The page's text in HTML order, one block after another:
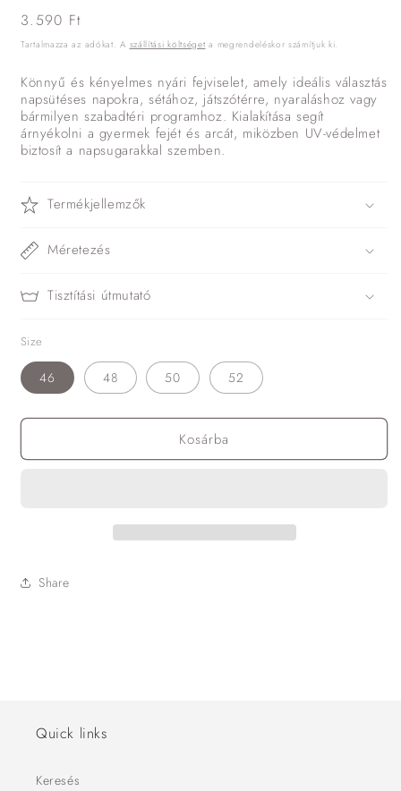
Normál
ár
3.590 Ft
Tartalmazza az adókat. A szállítási költséget a megrendeléskor számítjuk ki.
Könnyű és kényelmes nyári fejviselet, amely ideális választás
napsütéses napokra, sétához, játszótérre, nyaraláshoz vagy
bármilyen szabadtéri programhoz. Kialakítása segít
árnyékolni a gyermek fejét és arcát, miközben UV-védelmet
biztosít a napsugarakkal szemben.
Termékjellemzők
Méretezés
Tisztítási útmutató
Size
46 48 50 52
Kosárba
Share
Quick links
Keresés